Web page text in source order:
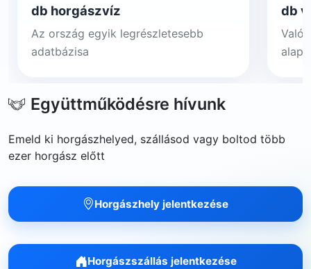
db horgászvíz
Az ország egyik legrészletesebb
adatbázisa
db
Együttműködésre hívunk
Emeld ki horgászhelyed, szállásod vagy boltod több
ezer horgász előtt
Horgászhely jelentkezése
Horgászszállás jelentkezése